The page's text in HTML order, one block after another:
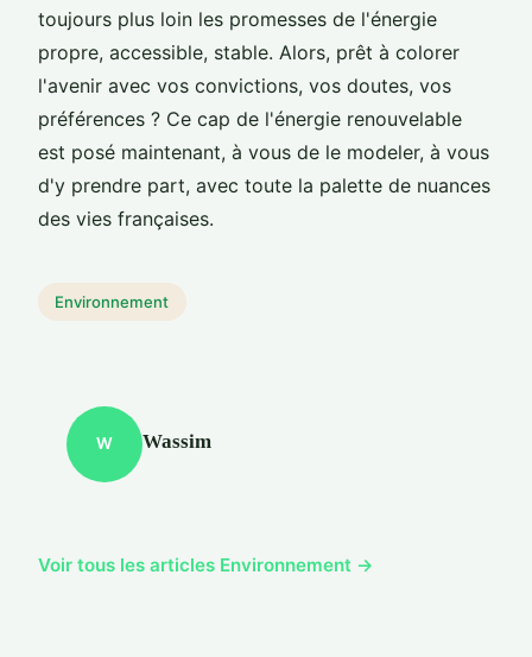
toujours plus loin les promesses de l'énergie
propre, accessible, stable. Alors, prêt à colorer
l'avenir avec vos convictions, vos doutes, vos
préférences ? Ce cap de l'énergie renouvelable
est posé maintenant, à vous de le modeler, à vous
d'y prendre part, avec toute la palette de nuances
des vies françaises.
Environnement
W Wassim
Voir tous les articles Environnement →